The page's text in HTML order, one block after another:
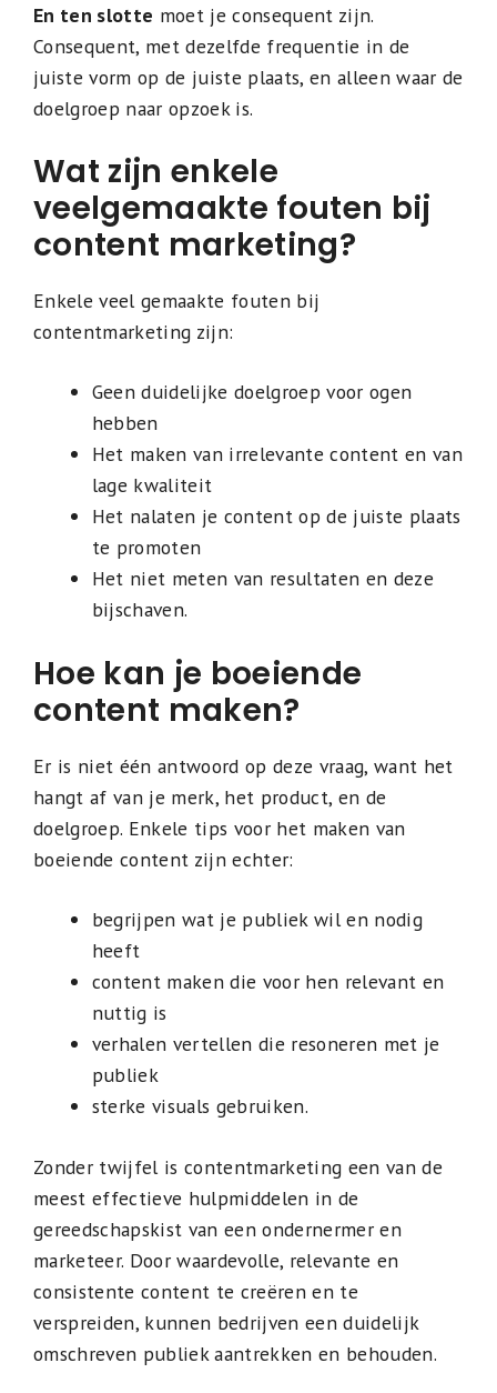
En ten slotte moet je consequent zijn.
Consequent, met dezelfde frequentie in de
juiste vorm op de juiste plaats, en alleen waar de
doelgroep naar opzoek is.
Wat zijn enkele
veelgemaakte fouten bij
content marketing?
Enkele veel gemaakte fouten bij
contentmarketing zijn:
Geen duidelijke doelgroep voor ogen
hebben
Het maken van irrelevante content en van
lage kwaliteit
Het nalaten je content op de juiste plaats
te promoten
Het niet meten van resultaten en deze
bijschaven.
Hoe kan je boeiende
content maken?
Er is niet één antwoord op deze vraag, want het
hangt af van je merk, het product, en de
doelgroep. Enkele tips voor het maken van
boeiende content zijn echter:
begrijpen wat je publiek wil en nodig
heeft
content maken die voor hen relevant en
nuttig is
verhalen vertellen die resoneren met je
publiek
sterke visuals gebruiken.
Zonder twijfel is contentmarketing een van de
meest effectieve hulpmiddelen in de
gereedschapskist van een ondernermer en
marketeer. Door waardevolle, relevante en
consistente content te creëren en te
verspreiden, kunnen bedrijven een duidelijk
omschreven publiek aantrekken en behouden.